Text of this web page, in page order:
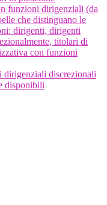
funzioni dirigenziali (da
che distinguano le
dirigenti, dirigenti
titolari di
con funzioni
dirigenziali discrezionali
disponibili